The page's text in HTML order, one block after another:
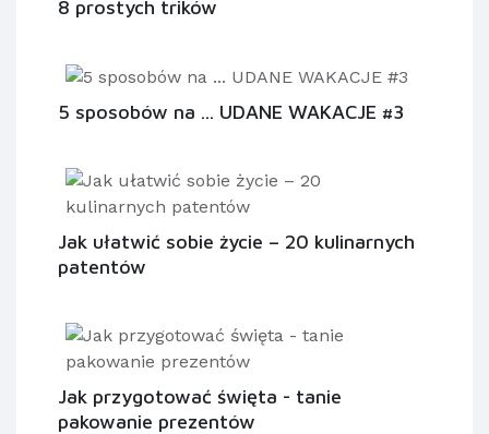
8 prostych trików
5 sposobów na ... UDANE WAKACJE #3
Jak ułatwić sobie życie – 20 kulinarnych
patentów
Jak przygotować święta - tanie
pakowanie prezentów